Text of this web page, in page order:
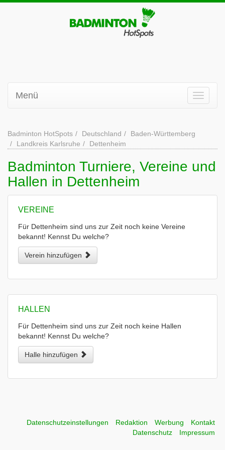
Menü
Badminton HotSpots Deutschland
Baden-Württemberg
Landkreis Karlsruhe
Dettenheim
Badminton Turniere, Vereine und
Hallen in Dettenheim
VEREINE
Für Dettenheim sind uns zur Zeit noch keine Vereine
bekannt! Kennst Du welche?
Verein hinzufügen
HALLEN
Für Dettenheim sind uns zur Zeit noch keine Hallen
bekannt! Kennst Du welche?
Halle hinzufügen
Datenschutzeinstellungen Redaktion Werbung
Kontakt
Datenschutz
Impressum